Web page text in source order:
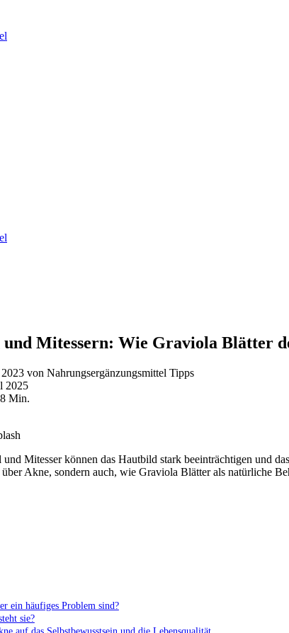
und Mitessern: Wie Graviola Blätter
von Nahrungsergänzungsmittel Tipps
2025
Min.
Mitesser können das Hautbild stark beeinträchtigen und
Akne, sondern auch, wie Graviola Blätter als natürliche
ein häufiges Problem sind?
sie?